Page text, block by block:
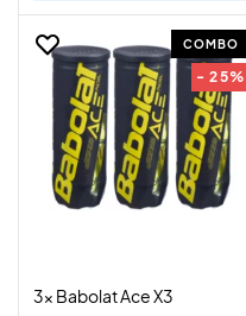
COMBO
- 25%
3x Babolat Ace X3